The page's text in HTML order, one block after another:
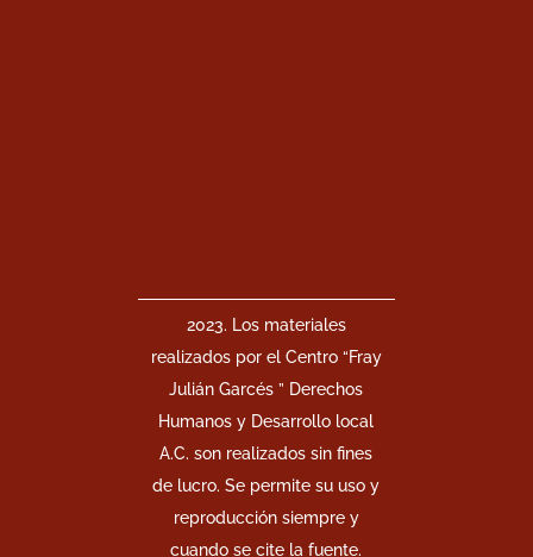
2023. Los materiales
realizados por el Centro “Fray
Julián Garcés ” Derechos
Humanos y Desarrollo local
A.C. son realizados sin fines
de lucro. Se permite su uso y
reproducción siempre y
cuando se cite la fuente.